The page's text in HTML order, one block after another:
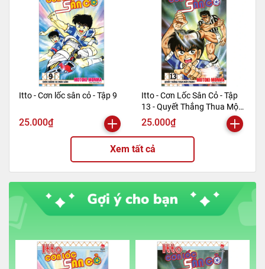
Itto - Cơn lốc sân cỏ - Tập 9
25.000₫
Itto - Cơn Lốc Sân Cỏ - Tập
13 - Quyết Thắng Thua Một
Phen!! (Tái Bản 2024)
25.000₫
Xem tất cả